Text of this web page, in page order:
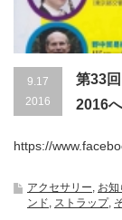
9.17
2016
第33
2016
https://
アクセサリー お知
ンド
ストラップ,